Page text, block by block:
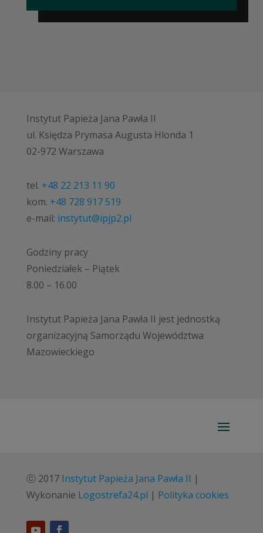
Instytut Papieża Jana Pawła II
ul. Księdza Prymasa Augusta Hlonda 1
02-972 Warszawa
tel. +48 22 213 11 90
kom. +48 728 917 519
e-mail: instytut@ipjp2.pl
Godziny pracy
Poniedziałek – Piątek
8.00 – 16.00
Instytut Papieża Jana Pawła II jest jednostką
organizacyjną Samorządu Województwa
Mazowieckiego
ⓒ 2017 Instytut Papieża Jana Pawła II |
Wykonanie Logostrefa24.pl | Polityka cookies